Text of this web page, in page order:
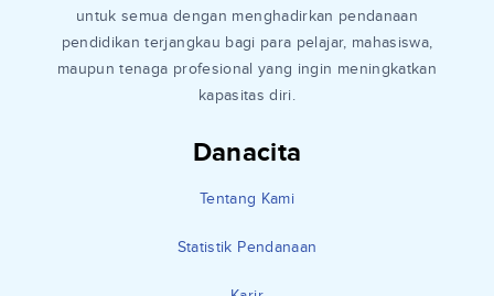
Danacita
Tentang Kami
Statistik Pendanaan
untuk semua dengan menghadirkan pendanaan
pendidikan terjangkau bagi para pelajar, mahasiswa,
maupun tenaga profesional yang ingin meningkatkan
kapasitas diri.